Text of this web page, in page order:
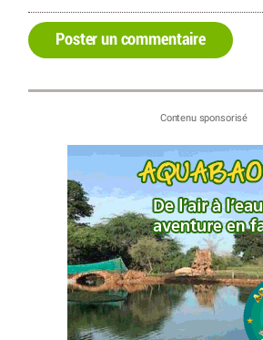
Poster un commentaire